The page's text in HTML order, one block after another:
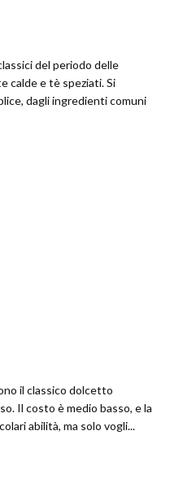
del periodo delle
calde e tè speziati. Si
dagli ingredienti comuni
il classico dolcetto
Il costo è medio basso, e la
abilità, ma solo vogli...